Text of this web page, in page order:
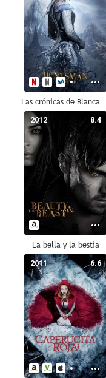
Las crónicas de Blancanieves: El Cazador y la Reina del Hielo
8.4
2012
La bella y la bestia
6.6
2011